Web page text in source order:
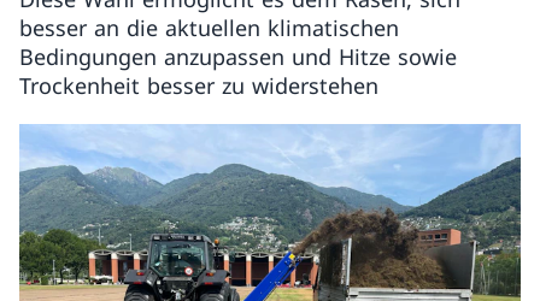
besser an die aktuellen klimatischen
Bedingungen anzupassen und Hitze sowie
Trockenheit besser zu widerstehen